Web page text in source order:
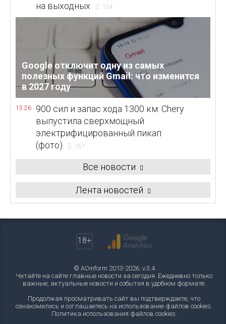
на выходных
134
Google отключит одну из самых
полезных функций Gmail: что изменится
в 2027 году
15:26
900 сил и запас хода 1300 км: Chery
выпустила сверхмощный
электрифицированный пикап
(фото)
167
Все новости
Лента новостей
18+
© AOinform 2013-2026. v.3.4
Читайте на сайте главные новости за сегодня. Ежедневно только
важные, актуальные новости и события в удобном формате.
Продолжая просматривать сайт вы подтверждаете, что
ознакомились и соглашаетесь на использование файлов cookies.
Политика использования файлов cookies.